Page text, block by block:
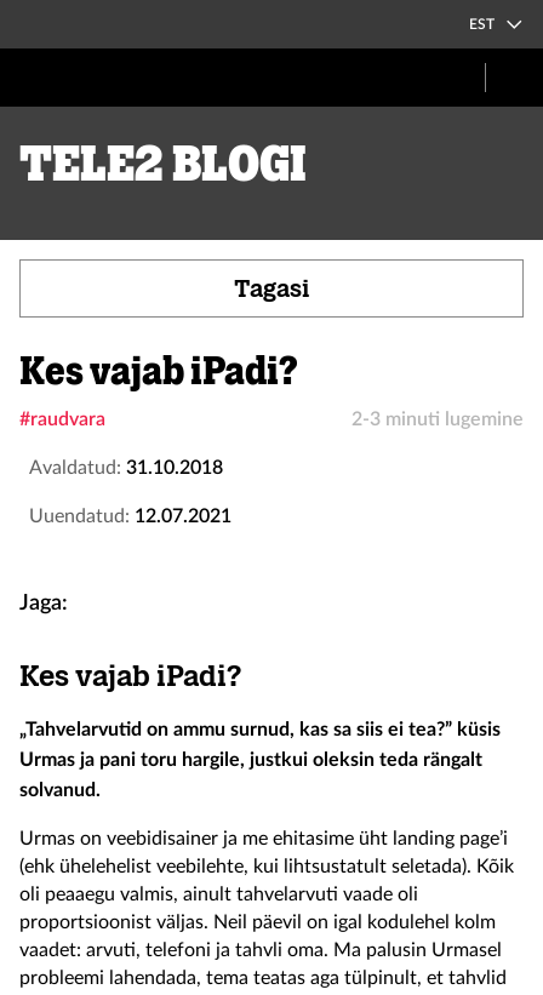
EST
Tele2 blogi
Tagasi
Kes vajab iPadi?
#raudvara 2-3 minuti lugemine
Avaldatud: 31.10.2018
Uuendatud: 12.07.2021
Jaga:
Kes vajab iPadi?
„Tahvelarvutid on ammu surnud, kas sa siis ei tea?” küsis
Urmas ja pani toru hargile, justkui oleksin teda rängalt
solvanud.
Urmas on veebidisainer ja me ehitasime üht landing page’i
(ehk ühelehelist veebilehte, kui lihtsustatult seletada). Kõik
oli peaaegu valmis, ainult tahvelarvuti vaade oli
proportsioonist väljas. Neil päevil on igal kodulehel kolm
vaadet: arvuti, telefoni ja tahvli oma. Ma palusin Urmasel
probleemi lahendada, tema teatas aga tülpinult, et tahvlid